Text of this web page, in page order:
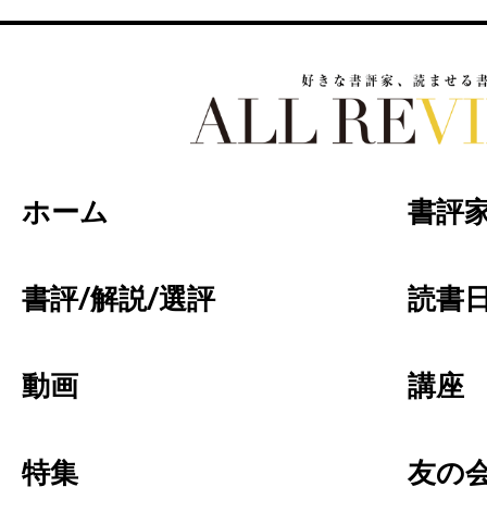
ホーム 書評
書評/解説/選評 読書
動画 講座
特集 友の